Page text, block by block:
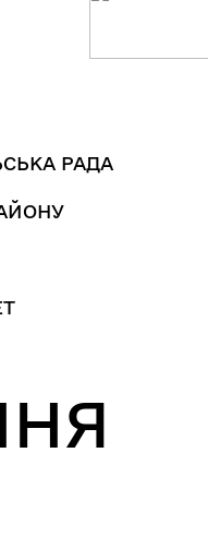
РАДА